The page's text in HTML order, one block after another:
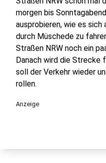
morgen bis
ausprobieren, wie es
durch Müschede zu
Straßen NRW noch ein
Danach wird die Strecke
soll der Verkehr wieder
rollen.
Anzeige